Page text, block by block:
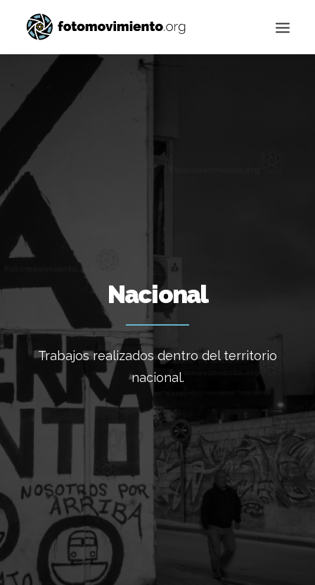
Buscar
Nacional
Trabajos realizados dentro del territorio
nacional.